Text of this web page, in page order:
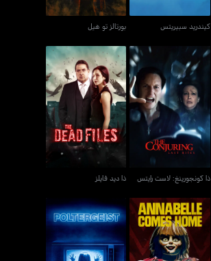
كيندريد سبيريتس بورتالز تو هيل
ذا كونجورينغ: لاست رايتس
ذا كونجورينغ: لاست رايتس
ذا ديد فايلز
ذا ديد فايلز
أنابيل كامز هوم بولترغايست